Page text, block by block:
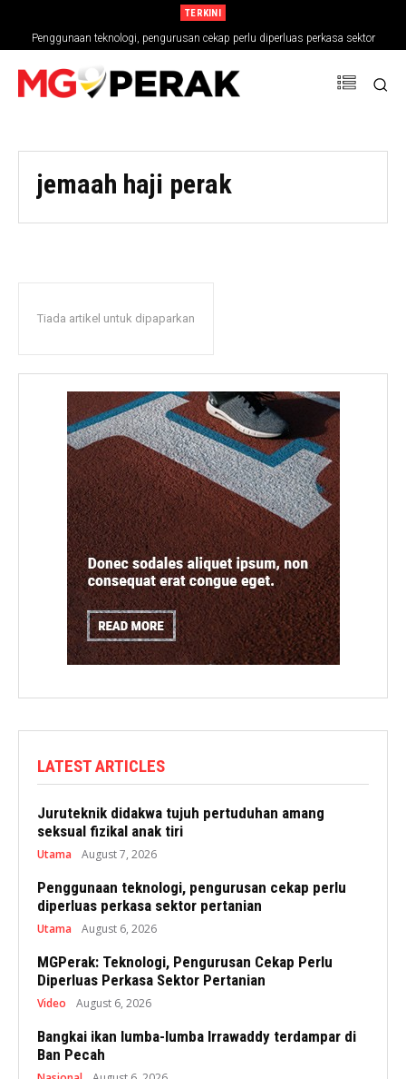
TERKINI
Penggunaan teknologi, pengurusan cekap perlu diperluas perkasa sektor
pertanian
jemaah haji perak
Tiada artikel untuk dipaparkan
LATEST ARTICLES
Juruteknik didakwa tujuh pertuduhan amang
seksual fizikal anak tiri
Utama August 7, 2026
Penggunaan teknologi, pengurusan cekap perlu
diperluas perkasa sektor pertanian
Utama August 6, 2026
MGPerak: Teknologi, Pengurusan Cekap Perlu
Diperluas Perkasa Sektor Pertanian
Video August 6, 2026
Bangkai ikan lumba-lumba Irrawaddy terdampar di
Ban Pecah